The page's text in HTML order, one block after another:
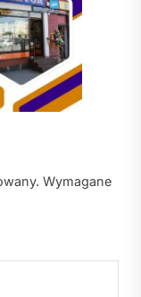
Wymagane